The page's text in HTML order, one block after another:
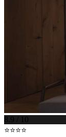
8.9 / 10
⭐⭐⭐⭐